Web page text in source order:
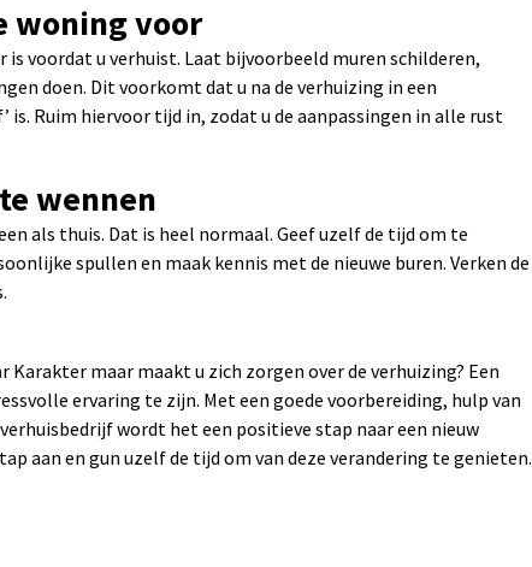
woning voor
voordat u verhuist. Laat bijvoorbeeld muren schilderen,
doen. Dit voorkomt dat u na de verhuizing in een
Ruim hiervoor tijd in, zodat u de aanpassingen in alle rust
wennen
als thuis. Dat is heel normaal. Geef uzelf de tijd om te
spullen en maak kennis met de nieuwe buren. Verken de
maar maakt u zich zorgen over de verhuizing? Een
ervaring te zijn. Met een goede voorbereiding, hulp van
wordt het een positieve stap naar een nieuw
aan en gun uzelf de tijd om van deze verandering te genieten.